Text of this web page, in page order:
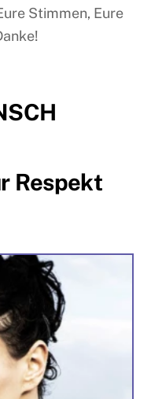
Stimmen, Eure
Respekt